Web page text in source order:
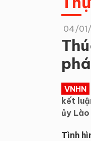
04/
VNHN
kết
ủy Lào
Tình